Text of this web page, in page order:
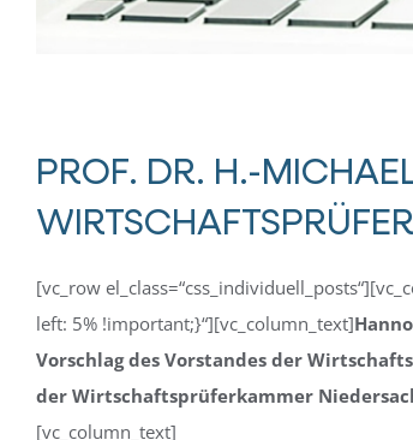
PROF. DR. H.-
[vc_row
left: 5% !important;}“][vc_column_text]
Vorschlag des Vorstandes der
der Wirtschaftsprüferkammer
[vc_column_text]